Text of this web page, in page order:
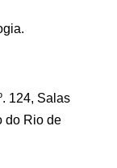
124, Salas
do Rio de